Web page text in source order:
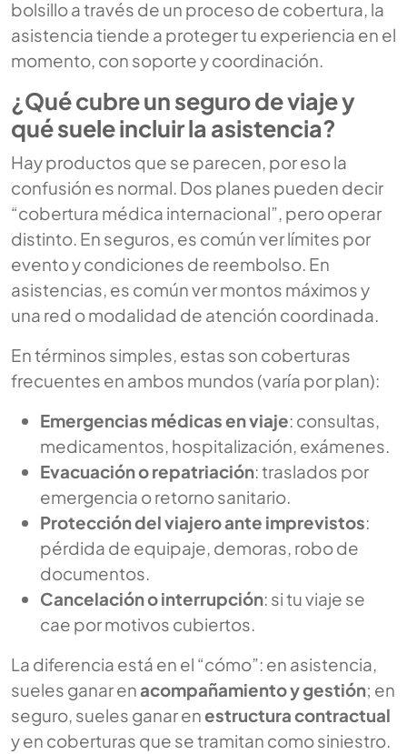
bolsillo a través de un proceso de cobertura, la
asistencia tiende a proteger tu experiencia en el
momento, con soporte y coordinación.
¿Qué cubre un seguro de viaje y
qué suele incluir la asistencia?
Hay productos que se parecen, por eso la
confusión es normal. Dos planes pueden decir
“cobertura médica internacional”, pero operar
distinto. En seguros, es común ver límites por
evento y condiciones de reembolso. En
asistencias, es común ver montos máximos y
una red o modalidad de atención coordinada.
En términos simples, estas son coberturas
frecuentes en ambos mundos (varía por plan):
Emergencias médicas en viaje: consultas,
medicamentos, hospitalización, exámenes.
Evacuación o repatriación: traslados por
emergencia o retorno sanitario.
Protección del viajero ante imprevistos:
pérdida de equipaje, demoras, robo de
documentos.
Cancelación o interrupción: si tu viaje se
cae por motivos cubiertos.
La diferencia está en el “cómo”: en asistencia,
sueles ganar enacompañamiento y gestión; en
seguro, sueles ganar enestructura contractual
y en coberturas que se tramitan como siniestro.